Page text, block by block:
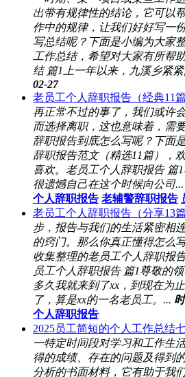
出带有规律性的结论，它可以
作中的规律，让我们好好写一
写总结呢？下面是小编为大家
工作总结，希望对大家有所帮
结 篇1上一年以来，九溪乡紧
02-27
老员工个人辞职报告（经典11篇
再正常不过的事了，我们或许
而选择离职，这也意味着，需
辞职报告到底怎么写呢？下面
辞职报告范文（精选11篇），
喜欢。老员工个人辞职报告 篇
很遗憾自己在这个时候向公司...
个人辞职报告 老辅警辞职报告
老员工个人辞职报告（分享13篇
步，报告与我们的生活紧密相
的窍门。那么你真正懂得怎么
收集整理的老员工个人辞职报
员工个人辞职报告 篇1尊敬的
多久我就来到了xx，到现在为
了，算是xx的一名老员工。...
个人辞职报告
2025员工简短的个人工作总结
一特定时间段对学习和工作生
得的成绩、存在的问题及得到
分析的书面材料，它有助于我